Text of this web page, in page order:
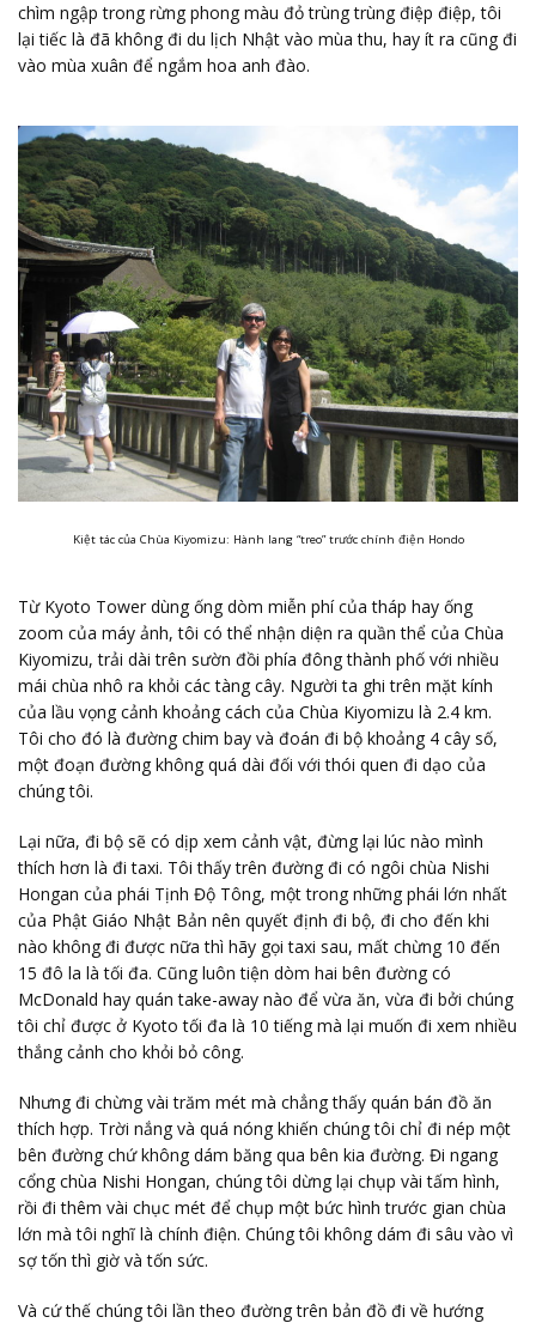
chìm ngập trong rừng phong màu đỏ trùng trùng điệp điệp, tôi
lại tiếc là đã không đi du lịch Nhật vào mùa thu, hay ít ra cũng đi
vào mùa xuân để ngắm hoa anh đào.
Kiệt tác của Chùa Kiyomizu: Hành lang “treo” trước chính điện Hondo
Từ Kyoto Tower dùng ống dòm miễn phí của tháp hay ống
zoom của máy ảnh, tôi có thể nhận diện ra quần thể của Chùa
Kiyomizu, trải dài trên sườn đồi phía đông thành phố với nhiều
mái chùa nhô ra khỏi các tàng cây. Người ta ghi trên mặt kính
của lầu vọng cảnh khoảng cách của Chùa Kiyomizu là 2.4 km.
Tôi cho đó là đường chim bay và đoán đi bộ khoảng 4 cây số,
một đoạn đường không quá dài đối với thói quen đi dạo của
chúng tôi.
Lại nữa, đi bộ sẽ có dịp xem cảnh vật, đừng lại lúc nào mình
thích hơn là đi taxi. Tôi thấy trên đường đi có ngôi chùa Nishi
Hongan của phái Tịnh Độ Tông, một trong những phái lớn nhất
của Phật Giáo Nhật Bản nên quyết định đi bộ, đi cho đến khi
nào không đi được nữa thì hãy gọi taxi sau, mất chừng 10 đến
15 đô la là tối đa. Cũng luôn tiện dòm hai bên đường có
McDonald hay quán take-away nào để vừa ăn, vừa đi bởi chúng
tôi chỉ được ở Kyoto tối đa là 10 tiếng mà lại muốn đi xem nhiều
thắng cảnh cho khỏi bỏ công.
Nhưng đi chừng vài trăm mét mà chẳng thấy quán bán đồ ăn
thích hợp. Trời nắng và quá nóng khiến chúng tôi chỉ đi nép một
bên đường chứ không dám băng qua bên kia đường. Đi ngang
cổng chùa Nishi Hongan, chúng tôi dừng lại chụp vài tấm hình,
rồi đi thêm vài chục mét để chụp một bức hình trước gian chùa
lớn mà tôi nghĩ là chính điện. Chúng tôi không dám đi sâu vào vì
sợ tốn thì giờ và tốn sức.
Và cứ thế chúng tôi lần theo đường trên bản đồ đi về hướng